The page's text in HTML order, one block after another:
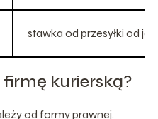
stawka od przesyłki od
kurierską?
od formy prawnej.